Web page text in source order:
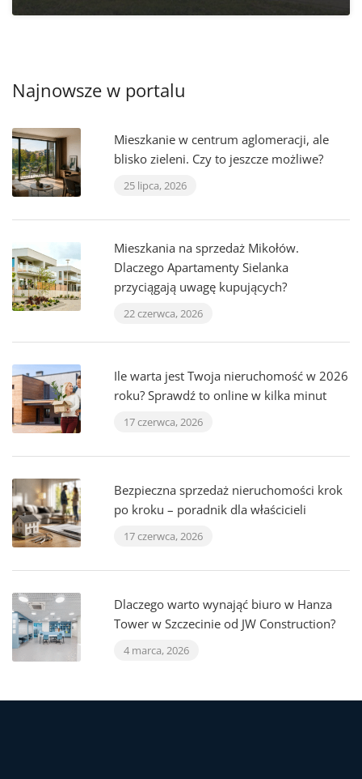
Najnowsze w portalu
Mieszkanie w centrum aglomeracji, ale
blisko zieleni. Czy to jeszcze możliwe?
25 lipca, 2026
Mieszkania na sprzedaż Mikołów.
Dlaczego Apartamenty Sielanka
przyciągają uwagę kupujących?
22 czerwca, 2026
Ile warta jest Twoja nieruchomość w 2026
roku? Sprawdź to online w kilka minut
17 czerwca, 2026
Bezpieczna sprzedaż nieruchomości krok
po kroku – poradnik dla właścicieli
17 czerwca, 2026
Dlaczego warto wynająć biuro w Hanza
Tower w Szczecinie od JW Construction?
4 marca, 2026